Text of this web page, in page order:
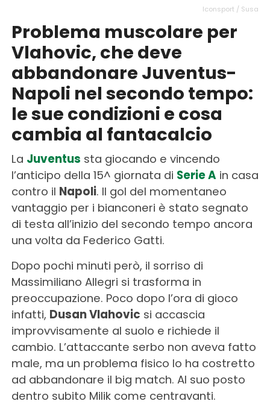
Iconsport / Susa
Problema muscolare per
Vlahovic, che deve
abbandonare Juventus-
Napoli nel secondo tempo:
le sue condizioni e cosa
cambia al fantacalcio
La Juventus sta giocando e vincendo
l’anticipo della 15^ giornata di Serie A in casa
contro il Napoli. Il gol del momentaneo
vantaggio per i bianconeri è stato segnato
di testa all’inizio del secondo tempo ancora
una volta da Federico Gatti.
Dopo pochi minuti però, il sorriso di
Massimiliano Allegri si trasforma in
preoccupazione. Poco dopo l’ora di gioco
infatti, Dusan Vlahovic si accascia
improvvisamente al suolo e richiede il
cambio. L’attaccante serbo non aveva fatto
male, ma un problema fisico lo ha costretto
ad abbandonare il big match. Al suo posto
dentro subito Milik come centravanti.